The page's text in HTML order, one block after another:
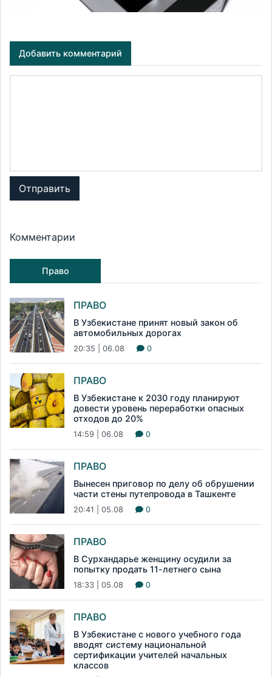
Добавить комментарий
Отправить
Комментарии
Право
ПРАВО
В Узбекистане принят новый закон об
автомобильных дорогах
20:35 | 06.08 0
ПРАВО
В Узбекистане к 2030 году планируют
довести уровень переработки опасных
отходов до 20%
14:59 | 06.08 0
ПРАВО
Вынесен приговор по делу об обрушении
части стены путепровода в Ташкенте
20:41 | 05.08 0
ПРАВО
В Сурхандарье женщину осудили за
попытку продать 11-летнего сына
18:33 | 05.08 0
ПРАВО
В Узбекистане с нового учебного года
вводят систему национальной
сертификации учителей начальных
классов